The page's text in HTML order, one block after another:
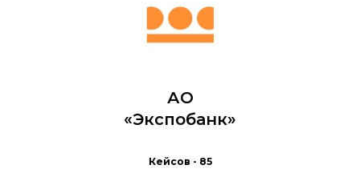
АО
«Экспобанк»
Кейсов - 85